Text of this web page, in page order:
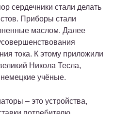
сердечники стали делать
Приборы стали
маслом. Далее
тока. К этому приложили
Никола Тесла,
немецкие учёные.
– это устройства,